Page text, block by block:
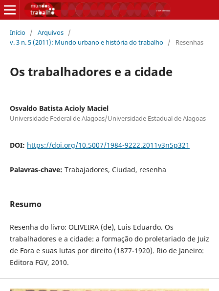
Início / Arquivos /
v. 3 n. 5 (2011): Mundo urbano e história do trabalho / Resenhas
Os trabalhadores e a cidade
Osvaldo Batista Acioly Maciel
Universidade Federal de Alagoas/Universidade Estadual de Alagoas
DOI: https://doi.org/10.5007/1984-9222.2011v3n5p321
Palavras-chave: Trabajadores, Ciudad, resenha
Resumo
Resenha do livro: OLIVEIRA (de), Luis Eduardo. Os
trabalhadores e a cidade: a formação do proletariado de Juiz
de Fora e suas lutas por direito (1877-1920). Rio de Janeiro:
Editora FGV, 2010.